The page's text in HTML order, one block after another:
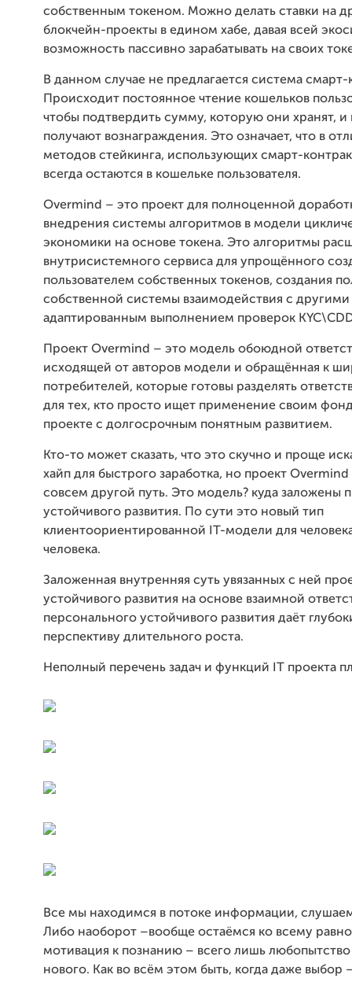
собственным токеном. Можно делать ставки на
блокчейн-проекты в едином хабе, давая всей
возможность пассивно зарабатывать на своих
В данном случае не предлагается система смарт-
Происходит постоянное чтение кошельков
чтобы подтвердить сумму, которую они хранят, и
получают вознаграждения. Это означает, что в
методов стейкинга, использующих смарт-
всегда остаются в кошельке пользователя.
Overmind – это проект для полноценной
внедрения системы алгоритмов в модели
экономики на основе токена. Это алгоритмы
внутрисистемного сервиса для упрощённого
пользователем собственных токенов, создания
собственной системы взаимодействия с другими
адаптированным выполнением проверок
Проект Overmind – это модель обоюдной
исходящей от авторов модели и обращённая к
потребителей, которые готовы разделять
для тех, кто просто ищет применение своим
проекте с долгосрочным понятным развитием.
Кто-то может сказать, что это скучно и проще
хайп для быстрого заработка, но проект
совсем другой путь. Это модель? куда заложены
устойчивого развития. По сути это новый тип
клиентоориентированной IT-модели для
человека.
Заложенная внутренняя суть увязанных с ней
устойчивого развития на основе взаимной
персонального устойчивого развития даёт
перспективу длительного роста.
Неполный перечень задач и функций IT проекта
Все мы находимся в потоке информации,
Либо наоборот –вообще остаёмся ко всему
мотивация к познанию – всего лишь
нового. Как во всём этом быть, когда даже выбор